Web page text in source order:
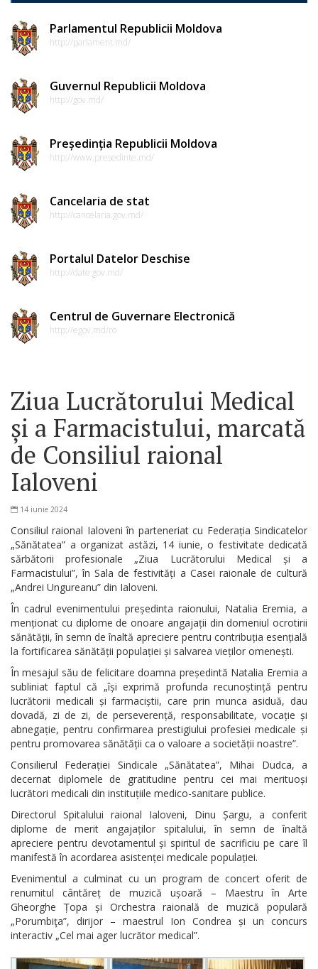
Parlamentul Republicii Moldova
http://parlament.md/
Guvernul Republicii Moldova
http://gov.md/
Președinția Republicii Moldova
http://www.presedinte.md/
Cancelaria de stat
http://cancelaria.gov.md/
Portalul Datelor Deschise
http://date.gov.md/
Centrul de Guvernare Electronică
http://egov.md/ro
Ziua Lucrătorului Medical
și a Farmacistului, marcată
de Consiliul raional
Ialoveni
14 iunie 2024
Consiliul raional Ialoveni în parteneriat cu Federația Sindicatelor
„Sănătatea” a organizat astăzi, 14 iunie, o festivitate dedicată
sărbătorii profesionale „Ziua Lucrătorului Medical și a
Farmacistului”, în Sala de festivități a Casei raionale de cultură
„Andrei Ungureanu” din Ialoveni.
În cadrul evenimentului președinta raionului, Natalia Eremia, a
menționat cu diplome de onoare angajații din domeniul ocrotirii
sănătății, în semn de înaltă apreciere pentru contribuția esențială
la fortificarea sănătății populației și salvarea vieților omenești.
În mesajul său de felicitare doamna președintă Natalia Eremia a
subliniat faptul că „își exprimă profunda recunoștință pentru
lucrătorii medicali și farmaciștii, care prin munca asiduă, dau
dovadă, zi de zi, de perseverență, responsabilitate, vocație și
abnegație, pentru confirmarea prestigiului profesiei medicale și
pentru promovarea sănătății ca o valoare a societății noastre”.
Consilierul Federației Sindicale „Sănătatea”, Mihai Dudca, a
decernat diplomele de gratitudine pentru cei mai merituoși
lucrători medicali din instituțiile medico-sanitare publice.
Directorul Spitalului raional Ialoveni, Dinu Șargu, a conferit
diplome de merit angajaților spitalului, în semn de înaltă
apreciere pentru devotamentul și spiritul de sacrificiu pe care îl
manifestă în acordarea asistenței medicale populației.
Evenimentul a culminat cu un program de concert oferit de
renumitul cântăreț de muzică ușoară – Maestru în Arte
Gheorghe Țopa și Orchestra raională de muzică populară
„Porumbiţa”, dirijor – maestrul Ion Condrea și un concurs
interactiv „Cel mai ager lucrător medical”.